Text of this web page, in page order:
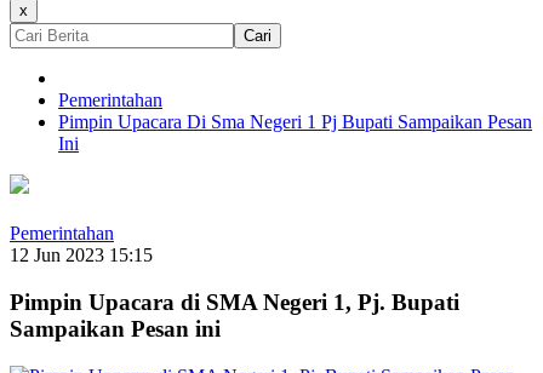
x
Cari
Pemerintahan
Pimpin Upacara Di Sma Negeri 1 Pj Bupati Sampaikan Pesan
Ini
Pemerintahan
12 Jun 2023 15:15
Pimpin Upacara di SMA Negeri 1, Pj. Bupati
Sampaikan Pesan ini